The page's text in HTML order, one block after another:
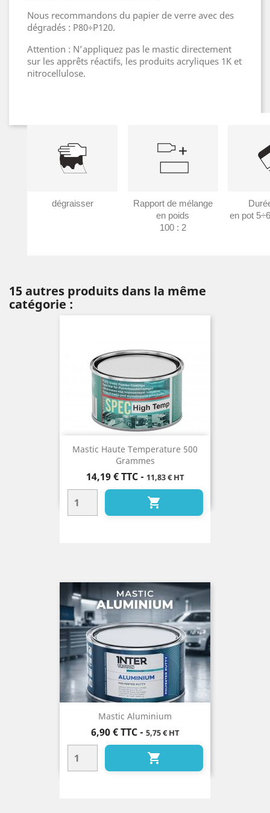
Nous recommandons du papier de verre avec des
dégradés : P80÷P120.
Attention : N’appliquez pas le mastic directement
sur les apprêts réactifs, les produits acryliques 1K et
nitrocellulose.
dégraisser
Rapport de mélange
en poids
100 : 2
en pot
15 autres produits dans la même
catégorie :
Mastic Haute Temperature 500
Grammes
Prix
14,19 € TTC- 11,83 € HT

Mastic Aluminium
Prix
6,90 € TTC- 5,75 € HT
